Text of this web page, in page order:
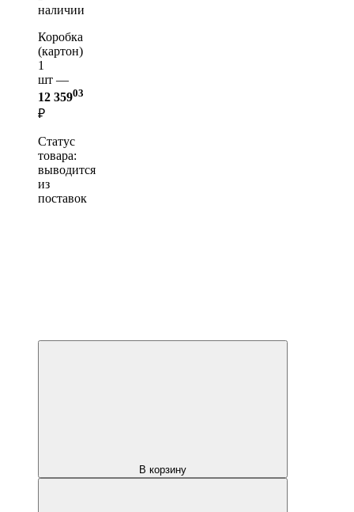
наличии
Коробка
(картон)
1
шт —
12 35903
₽
Статус
товара:
выводится
из
поставок
В корзину